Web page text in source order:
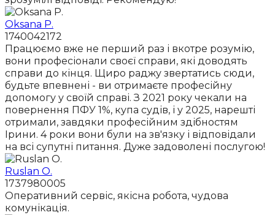
Oksana P.
1740042172
Працюємо вже не перший раз і вкотре розумію,
вони професіонали своєї справи, які доводять
справи до кінця. Щиро раджу звертатись сюди,
будьте впевнені - ви отримаєте професійну
допомогу у своїй справі. З 2021 року чекали на
повернення ПФУ 1%, купа судів, і у 2025, нарешті
отримали, завдяки професійним здібностям
Ірини. 4 роки вони були на зв'язку і відповідали
на всі супутні питання. Дуже задоволені послугою!
Ruslan O.
1737980005
Оперативний сервіс, якісна робота, чудова
комунікація.